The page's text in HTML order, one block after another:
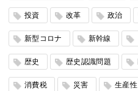
投資 改革 政治
新型コロナ 新幹線
歴史 歴史認識問題
消費税 災害 生産性